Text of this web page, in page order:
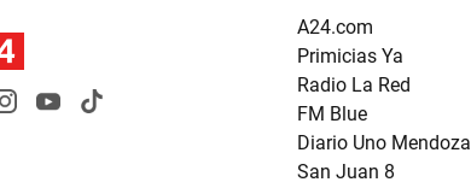
A24.com
Primicias Ya
Radio La Red
FM Blue
Diario Uno Mendoza
San Juan 8